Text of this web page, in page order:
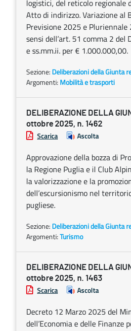
logistici, del reticolo regionale
Atto di indirizzo. Variazione al
Previsione 2025 e
sensi dell’art. 51 comma 2 del
e ss.mm.ii. per € 1.000.000,00.
Sezione: Deliberazioni della Giunta
Argomenti: Mobilità e trasporti
DELIBERAZIONE DELLA
ottobre 2025, n. 1462
Scarica Ascolta
Approvazione della bozza di
la Regione Puglia e il Club
la valorizzazione e la
dell’escursionismo nel
pugliese.
Sezione: Deliberazioni della Giunta
Argomenti:Turismo
DELIBERAZIONE DELLA
ottobre 2025, n. 1463
Scarica Ascolta
Decreto 12 Marzo 2025 del
dell’Economia e delle Finanze